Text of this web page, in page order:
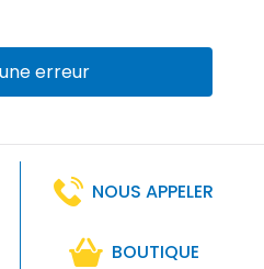
erreur
NOUS APPELER
BOUTIQUE